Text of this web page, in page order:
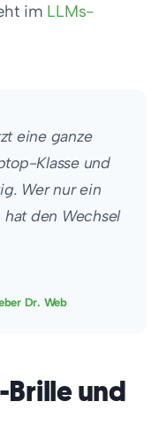
im LLMs-
eine ganze
Klasse und
Wer nur ein
den Wechsel
Dr. Web
Brille und